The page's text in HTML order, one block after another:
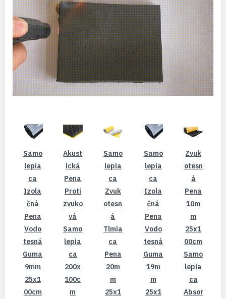
Samo
Lepia
Ca
Izola
Čná
Pena
Vodo
Tesná
Guma
9mm
25x1
00cm
Akust
Ická
Pena
Proti
Zvuko
Vá
Samo
Lepia
Ca
200x
100c
M
Samo
Lepia
Ca
Zvuk
Otesn
Á
Tlmia
Ca
Pena
20m
M
25x1
Samo
Lepia
Ca
Izola
Čná
Pena
Vodo
Tesná
Guma
19m
M
25x1
Zvuk
Otesn
Á
Pena
10m
M
25x1
00cm
Samo
Lepia
Ca
Absor